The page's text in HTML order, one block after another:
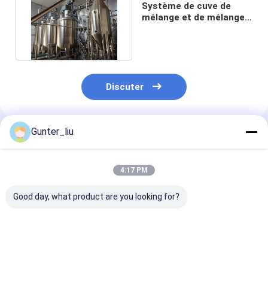
A propos de nous
Visite d'usine
Machine de remplissage et de couture
Machine de remplissage automatique de boîte
Système de cuve de
mélange et de mélange
Discuter
Produits Recommandés
Gunter_liu
4:17 PM
Good day, what product are you looking for?